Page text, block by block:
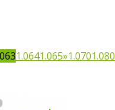
1.0641.065»1.0701.080